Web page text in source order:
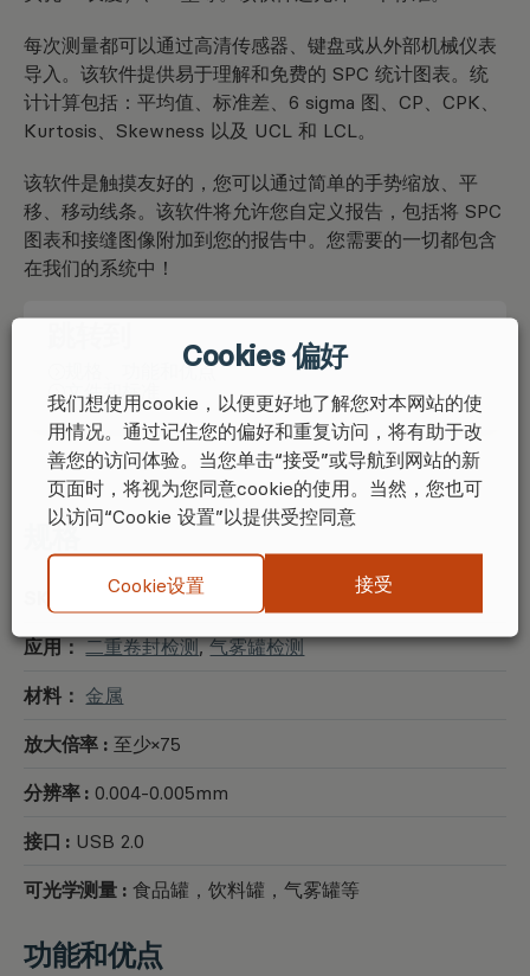
每次测量都可以通过高清传感器、键盘或从外部机械仪表
导入。该软件提供易于理解和免费的 SPC 统计图表。统
计计算包括：平均值、标准差、6 sigma 图、CP、CPK、
Kurtosis、Skewness 以及 UCL 和 LCL。
该软件是触摸友好的，您可以通过简单的手势缩放、平
移、移动线条。该软件将允许您自定义报告，包括将 SPC
图表和接缝图像附加到您的报告中。您需要的一切都包含
在我们的系统中！
规格、功能和优点
文件和标准
规格
SHP-A001-1
应用： 二重卷封检测,气雾罐检测
材料： 金属
放大倍率 :至少×75
分辨率 : 0.004-0.005mm
接口 : USB 2.0
可光学测量 :食品罐，饮料罐，气雾罐等
功能和优点
Cookies 偏好
我们想使用cookie，以便更好地了解您对本网站的使
用情况。通过记住您的偏好和重复访问，将有助于改
善您的访问体验。当您单击“接受”或导航到网站的新
页面时，将视为您同意cookie的使用。当然，您也可
以访问“Cookie 设置”以提供受控同意
Cookie设置 接受